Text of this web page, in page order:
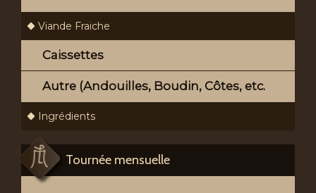
Viande Fraiche
Caissettes
Autre (Andouilles, Boudin, Côtes, etc.
Ingrédients
Tournée mensuelle